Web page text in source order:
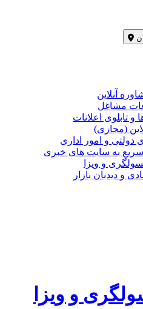
آنلاین
مشاغل
و تابلوی اعلانات
(مجازی)
دولتی و امور اداری
به سایت های خبری
و ویزا
و دیدبان بازار
و ویزا